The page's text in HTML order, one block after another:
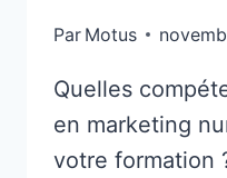
Par Motus
Quelles
en marketing
votre formation